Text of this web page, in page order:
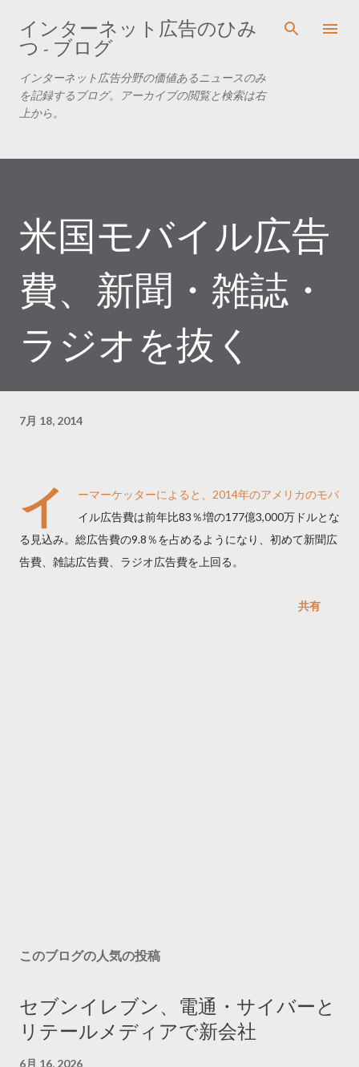
スキップしてメイン コンテンツに移動
インターネット広告のひみ
つ - ブログ
インターネット広告分野の価値あるニュースのみ
を記録するブログ。アーカイブの閲覧と検索は右
上から。
米国モバイル広告
費、新聞・雑誌・
ラジオを抜く
7月 18, 2014
イ
ーマーケッターによると、2014年のアメリカのモバ
イル広告費は前年比83％増の177億3,000万ドルとな
る見込み。総広告費の9.8％を占めるようになり、初めて新聞広
告費、雑誌広告費、ラジオ広告費を上回る。
共有
このブログの人気の投稿
セブンイレブン、電通・サイバーと
リテールメディアで新会社
6月 16, 2026